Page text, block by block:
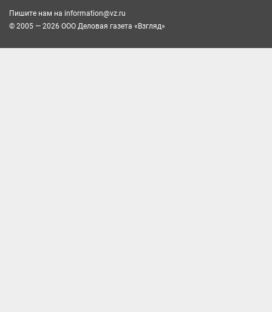
Пишите нам на information@vz.ru
© 2005 — 2026 ООО Деловая газета «Взгляд»